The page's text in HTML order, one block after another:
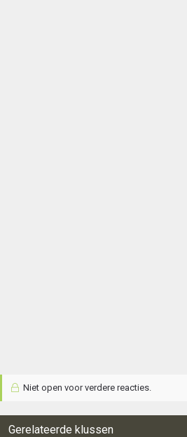
Niet open voor verdere reacties.
Gerelateerde klussen